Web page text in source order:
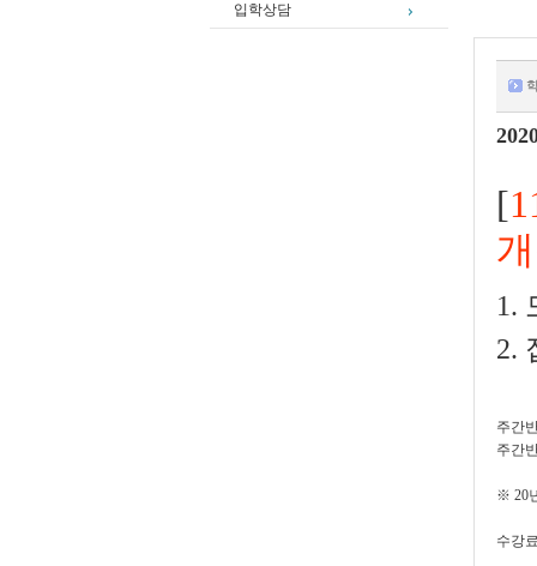
입학상담
[
1.
2.
주간
주간
※ 20
수강